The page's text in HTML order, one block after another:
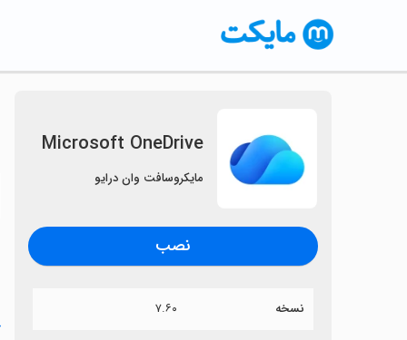
Microsoft OneDrive
مایکروسافت وان درایو
نصب
نسخه ۷.۶۰